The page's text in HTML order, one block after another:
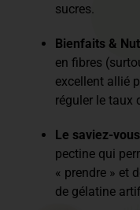
sucres.
Bienfaits &
en fibres
excellent allié
réguler le taux
Le saviez-
pectine qui
« prendre » et
de gélatine